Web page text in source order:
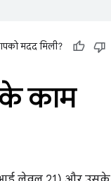
मदद मिली?
काम